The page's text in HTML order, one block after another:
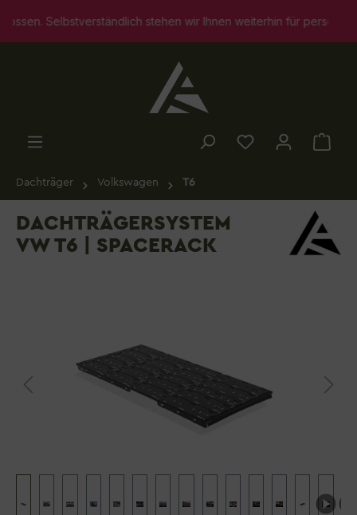
springen stehen wir Ihnen weiterhin für persönliche
Dachträger Volkswagen T6
DACHTRÄGERSYSTEM
VW T6 | SPACERACK